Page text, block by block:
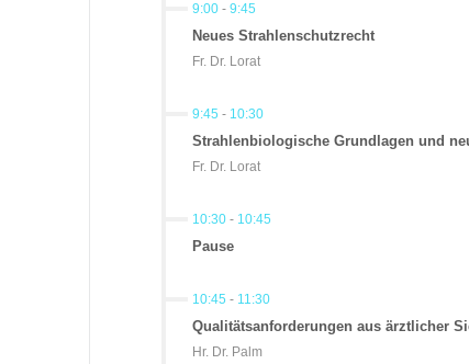
9:00- 9:45
Neues Strahlenschutzrecht
Fr. Dr. Lorat
9:45 - 10:30
Strahlenbiologische Grundlagen und
Fr. Dr. Lorat
10:30- 10:45
Pause
10:45 - 11:30
Qualitätsanforderungen aus ärztlicher
Hr. Dr. Palm